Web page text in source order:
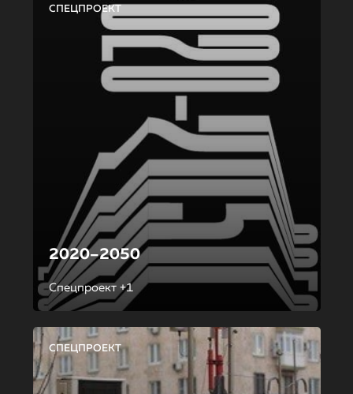
СПЕЦПРОЕКТ
2020–2050
Спецпроект +1
СПЕЦПРОЕКТ